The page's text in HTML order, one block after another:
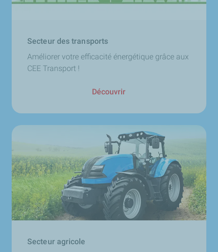
Secteur des transports
Améliorer votre efficacité énergétique grâce aux
CEE Transport !
Découvrir
Secteur agricole